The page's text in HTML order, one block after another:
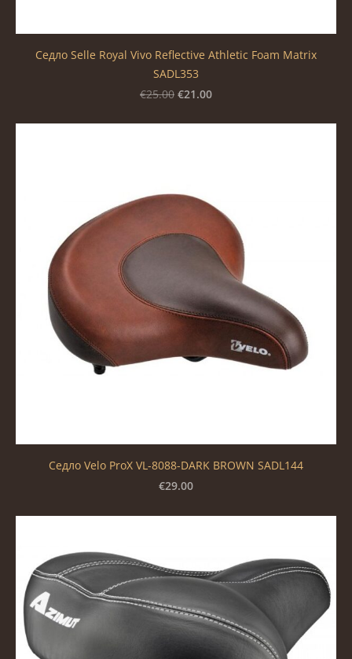
Седло Selle Royal Vivo Reflective Athletic Foam Matrix
SADL353
€25.00 €21.00
Седло Velo ProX VL-8088-DARK BROWN SADL144
€29.00